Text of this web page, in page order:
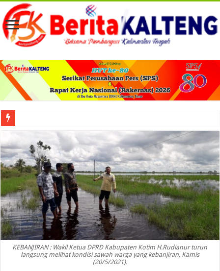
Viral! Selama Dua Bulan Lebih Siltap Serta Tunjangan Pemdes dan BPD di
KEBANJIRAN : Wakil Ketua DPRD Kabupaten Kotim H.Rudianur turun
langsung melihat kondisi sawah warga yang kebanjiran, Kamis
(20/5/2021).